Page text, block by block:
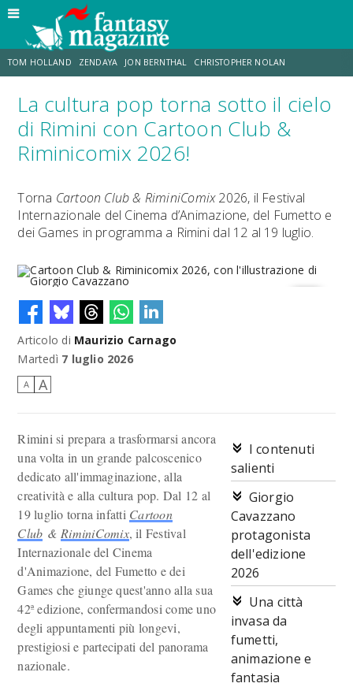
TOM HOLLAND ZENDAYA JON BERNTHAL CHRISTOPHER NOLAN
STRANIMONDI LUCCA COMICS & GAMES ODISSEA MARK RUFFALO
La cultura pop torna sotto il cielo
di Rimini con Cartoon Club &
Riminicomix 2026!
Torna Cartoon Club & RiminiComix2026, il Festival
Internazionale del Cinema d’Animazione, del Fumetto e
dei Games in programma a Rimini dal 12 al 19 luglio.
Cartoon Club & Riminicomix 2026, con l'illustrazione di Giorgio
Cavazzano
Articolo di Maurizio Carnago
Martedì 7 luglio 2026
A A
I contenuti
salienti
Giorgio
Cavazzano
protagonista
dell'edizione
2026
Una città
invasa da
fumetti,
animazione e
fantasia
Rimini si prepara a trasformarsi ancora
una volta in un grande palcoscenico
dedicato all'immaginazione, alla
creatività e alla cultura pop. Dal 12 al
19 luglio torna infatti Cartoon
Club & RiminiComix, il Festival
Internazionale del Cinema
d'Animazione, del Fumetto e dei
Games che giunge quest'anno alla sua
42ª edizione, confermandosi come uno
degli appuntamenti più longevi,
prestigiosi e partecipati del panorama
nazionale.